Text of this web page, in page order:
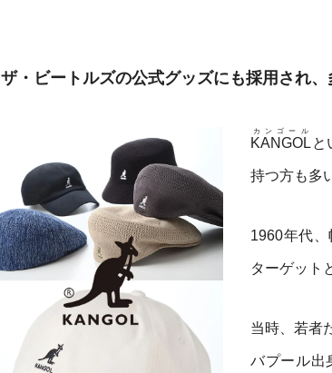
ザ・ビートルズの公式グッズにも採用され
KANGOL
カンゴール
と
持つ方も多
1960年代
ターゲット
当時、若者
バプール出